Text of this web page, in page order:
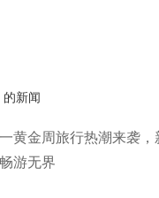
的新闻
黄金周旅行热潮来袭
游无界